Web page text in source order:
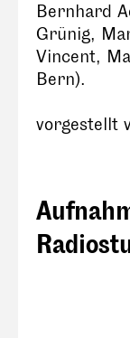
Bernhard
Grünig,
Vincent,
Bern).
vorgestellt